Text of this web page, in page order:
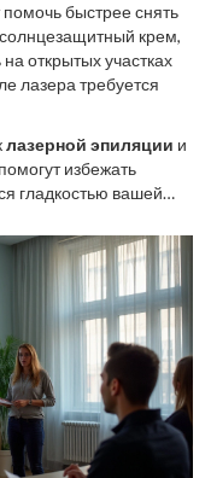
быстрее снять
крем,
открытых участках
лазера требуется
лазерной эпиляции и
избежать
гладкостью вашей
внимательно
даже самые простые